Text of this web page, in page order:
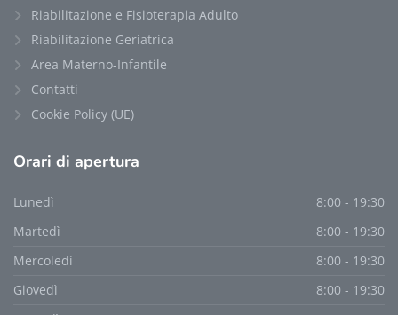
Riabilitazione e Fisioterapia Adulto
Riabilitazione Geriatrica
Area Materno-Infantile
Contatti
Cookie Policy (UE)
Orari di apertura
Lunedì
8:00 - 19:30
Martedì
8:00 - 19:30
Mercoledì
8:00 - 19:30
Giovedì
8:00 - 19:30